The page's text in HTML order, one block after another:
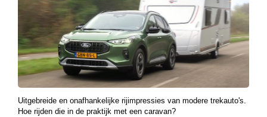
Uitgebreide en onafhankelijke rijimpressies van modere trekauto's.
Hoe rijden die in de praktijk met een caravan?